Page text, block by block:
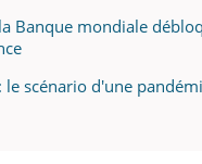
Banque mondiale
le scénario d'une